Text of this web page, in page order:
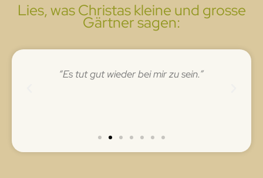
Lies, was Christas kleine und grosse
Gärtner sagen:
“Es tut gut wieder bei mir zu sein.”